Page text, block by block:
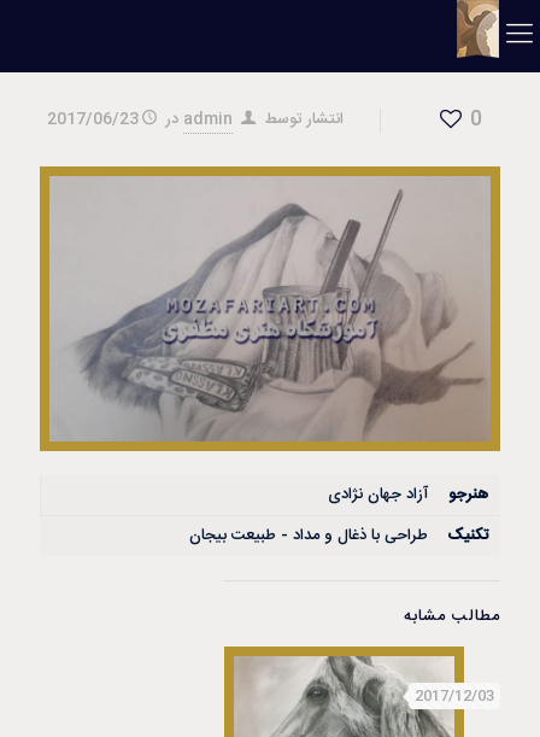
0 انتشار توسط admin در 2017/06/23
هنرجو
آزاد جهان نژادی
تکنیک
طراحی با ذغال و مداد - طبیعت بیجان
مطالب مشابه
2017/12/03